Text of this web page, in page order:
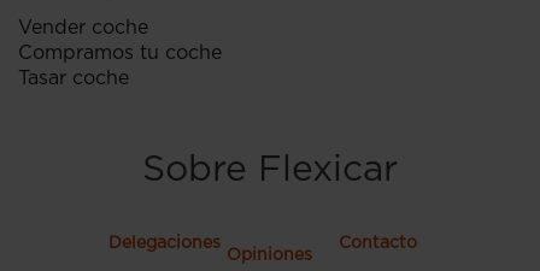
Vender coche
Compramos tu coche
Tasar coche
Sobre Flexicar
Delegaciones
Opiniones
Contacto